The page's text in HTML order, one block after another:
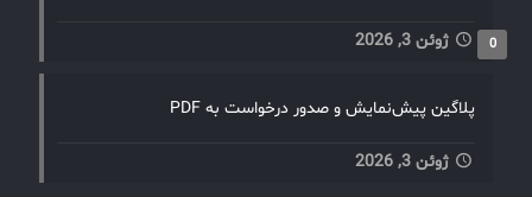
ژوئن 3, 2026 0
پلاگین پیش‌نمایش و صدور درخواست به PDF
ژوئن 3, 2026